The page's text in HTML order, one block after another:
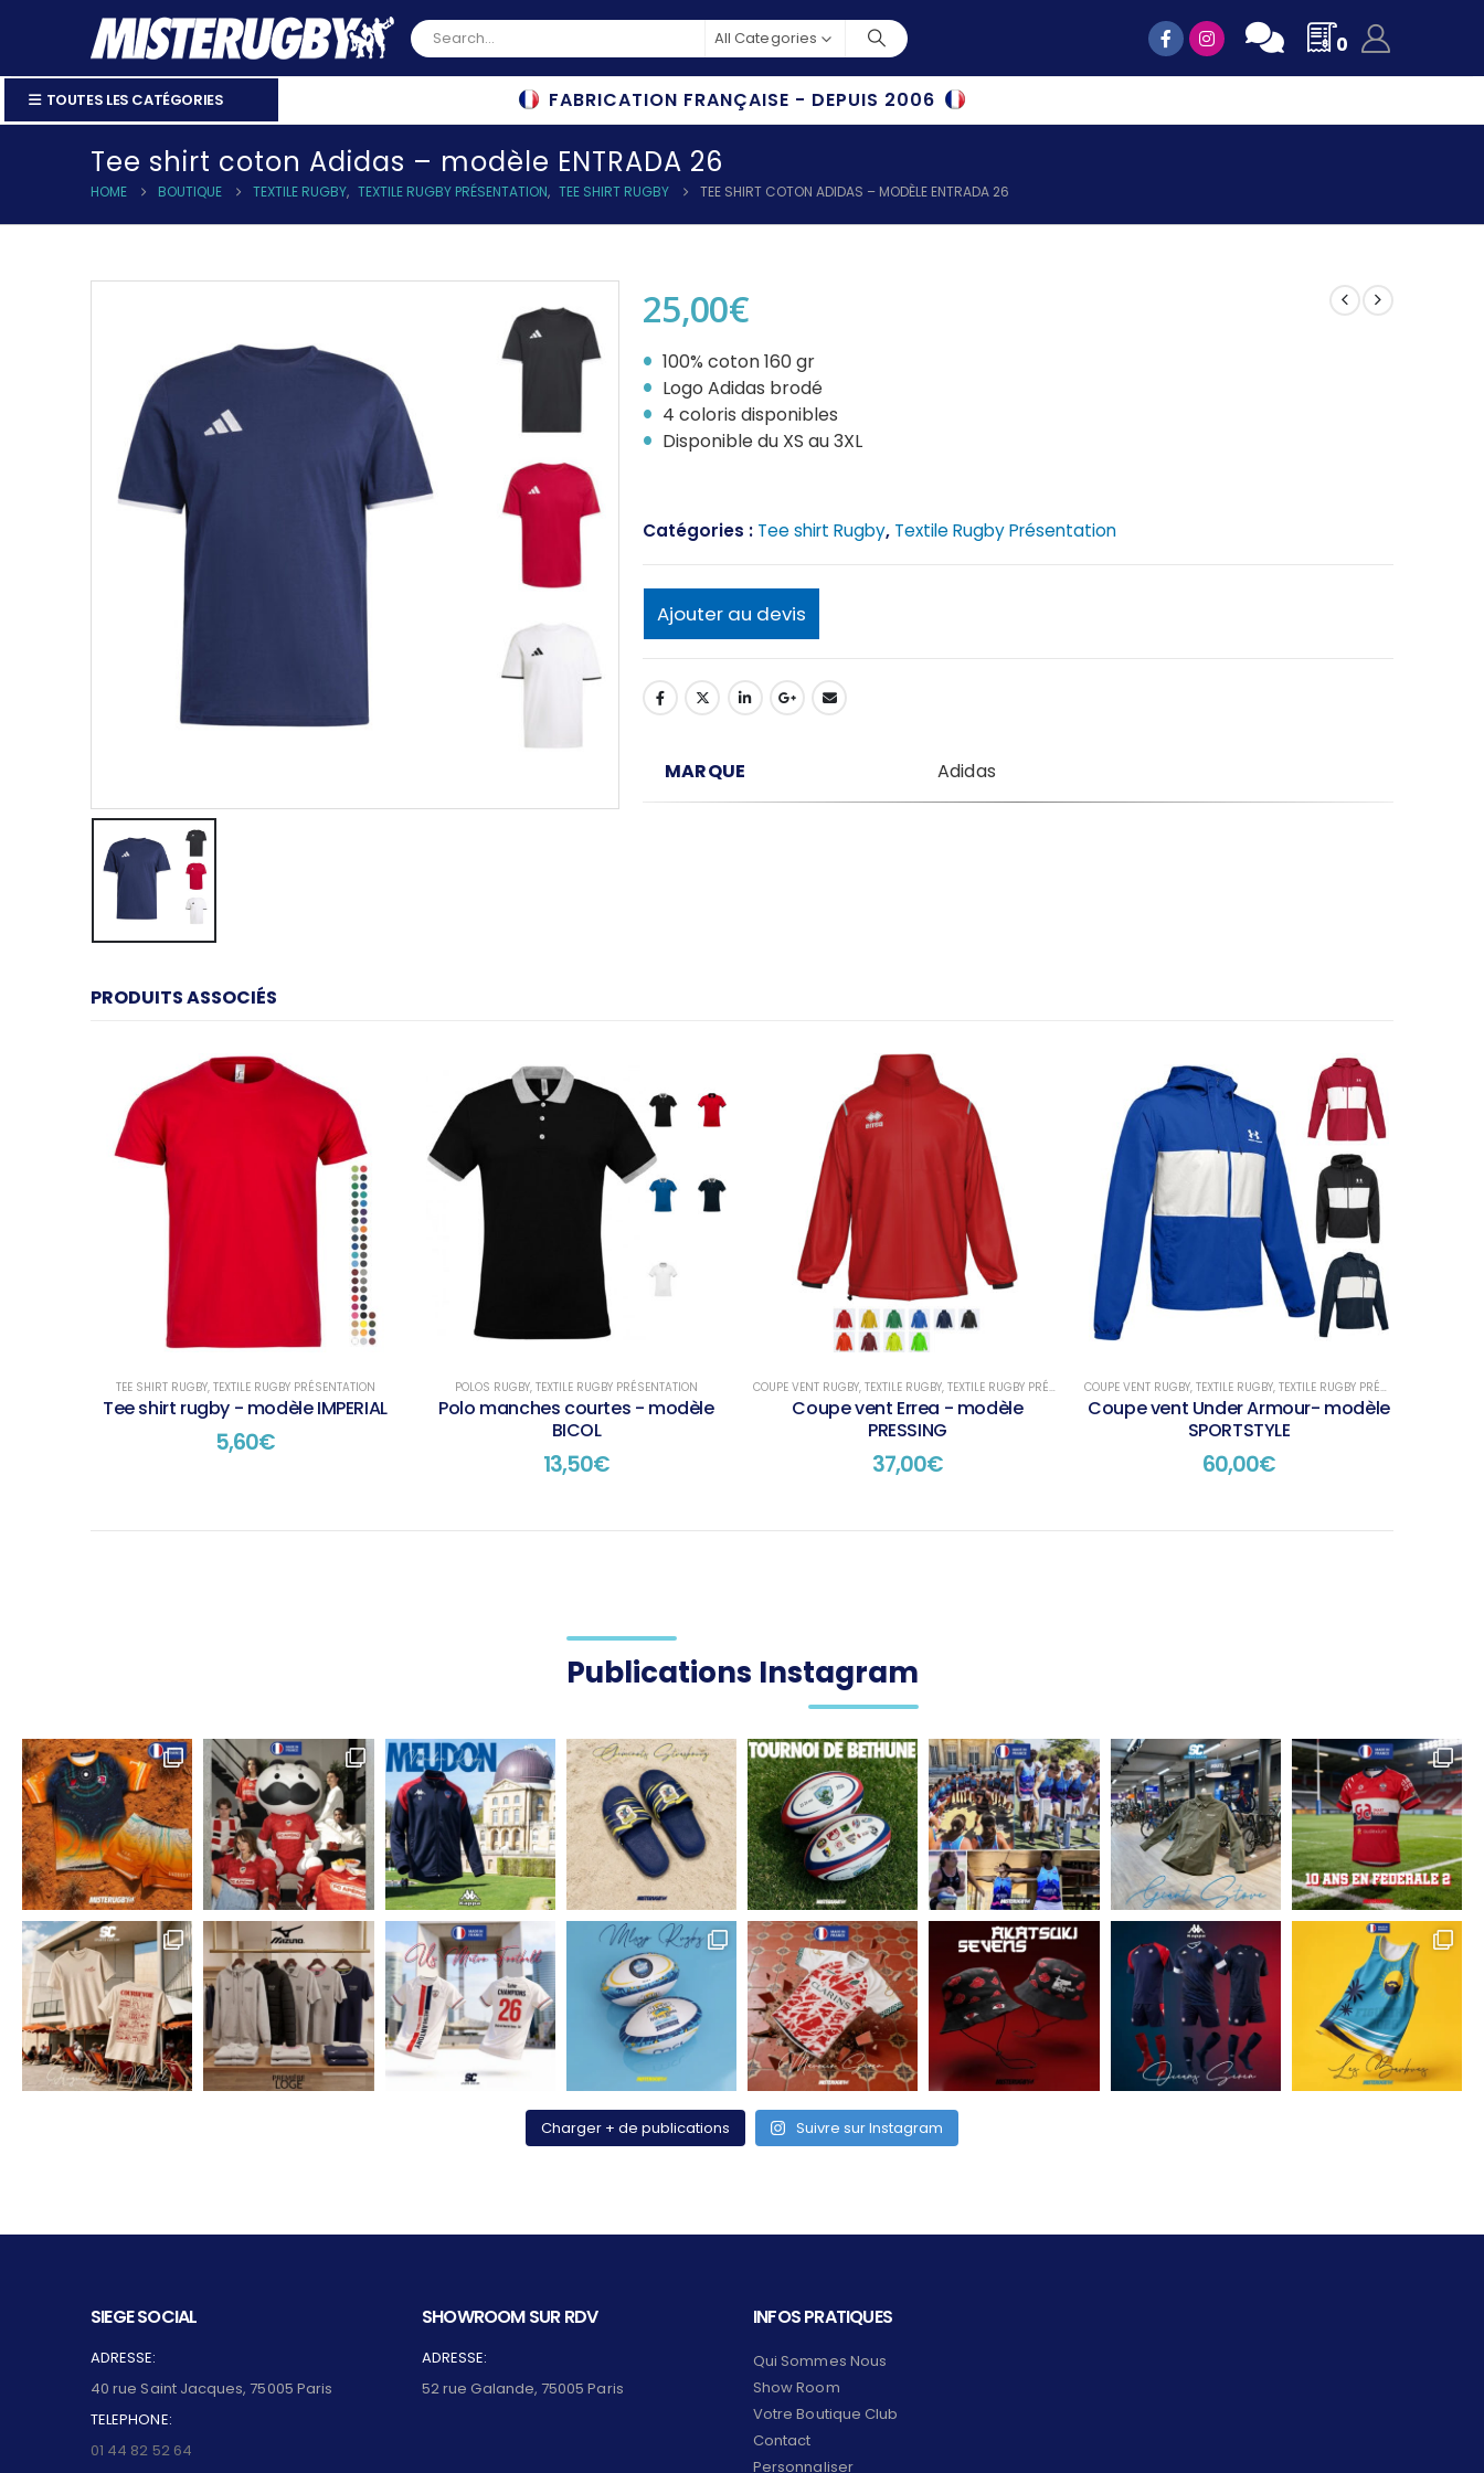
All Categories 0
TOUTES LES CATÉGORIES FABRICATION FRANÇAISE - DEPUIS 2006
Tee shirt coton Adidas – modèle ENTRADA 26
HOME BOUTIQUE TEXTILE RUGBY, TEXTILE RUGBY PRÉSENTATION, TEE SHIRT RUGBY TEE SHIRT COTON ADIDAS – MODÈLE ENTRADA 26
25,00€
100% coton 160 gr
Logo Adidas brodé
4 coloris disponibles
Disponible du XS au 3XL
Catégories : Tee shirt Rugby, Textile Rugby Présentation
Ajouter au devis
MARQUE Adidas
PRODUITS ASSOCIÉS
TEE SHIRT RUGBY, TEXTILE RUGBY PRÉSENTATION
Tee shirt rugby - modèle IMPERIAL
5,60€
POLOS RUGBY, TEXTILE RUGBY PRÉSENTATION
Polo manches courtes - modèle
BICOL
13,50€
COUPE VENT RUGBY, TEXTILE RUGBY, TEXTILE RUGBY PRÉSENTATION
Coupe vent Errea - modèle
PRESSING
37,00€
COUPE VENT RUGBY, TEXTILE RUGBY, TEXTILE RUGBY PRÉSENTATION
Coupe vent Under Armour- modèle
SPORTSTYLE
60,00€
Publications Instagram
Charger + de publications Suivre sur Instagram
SIEGE SOCIAL
ADRESSE:
40 rue Saint Jacques, 75005 Paris
TELEPHONE:
01 44 82 52 64
SHOWROOM SUR RDV
ADRESSE:
52 rue Galande, 75005 Paris
INFOS PRATIQUES
Qui Sommes Nous
Show Room
Votre Boutique Club
Contact
Personnaliser